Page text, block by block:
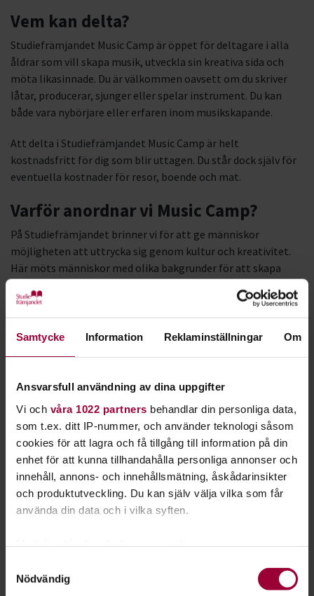
Samtycke Information Reklaminställningar Om
Ansvarsfull användning av dina uppgifter
Vi och våra 1022 partners behandlar din personliga data,
som t.ex. ditt IP-nummer, och använder teknologi såsom
cookies för att lagra och få tillgång till information på din
enhet för att kunna tillhandahålla personliga annonser och
innehåll, annons- och innehållsmätning, åskådarinsikter
och produktutveckling. Du kan själv välja vilka som får
använda din data och i vilka syften.
som kan ha en noggrannhet på upp till flera meter
Nödvändig
Vem kan delta?
Studiefrämjandet Music Camp är öppet för deltagare i alla
åldrar som vill skapa musik, utveckla sin kreativa sida och
möta likasinnade. Du är välkommen oavsett om du skriver
låtar, producerar, sjunger eller spelar instrument. Du kan
både vara nybörjare eller erfaren inom musikskapande.
Att delta i Studiefrämjandet Music Camp är helt
kostnadsfritt för dig som blir uttagen. Du står dock själv för
eventuella kostnader för resor, boende och mat.
Varför anordnar vi Music Camp?
På Studiefrämjandet brinner vi för att ge människor
möjligheten att uttrycka sig genom kultur och kreativitet.
Här möts människor med olika bakgrunder för att skapa
Studiefrämjandet Music Camp är ett sätt att:
inspirera och utveckla musikskapare på alla nivåer.
främja samarbete och nätverkande mellan musiker,
skapa en plattform där passion för musik kan
förvandlas till kreativa projekt.
Våra ledare
Våra ledare har stor erfarenhet av musikbranschen och att
skapa och producera musik.
Andreas Werling är en Grammis-vinnande låtskrivare,
några av Sveriges mest streamade artister och låtar.